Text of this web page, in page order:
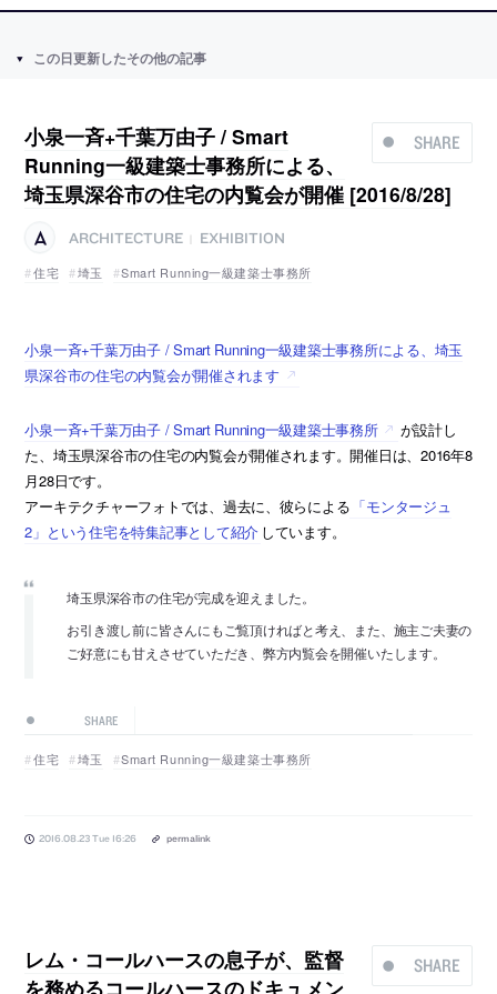
この日更新したその他の記事
SHARE
小泉一斉+千葉万由子 / Smart
Running一級建築士事務所による、
埼玉県深谷市の住宅の内覧会が開催 [2016/8/28]
ARCHITECTURE
EXHIBITION
住宅
埼玉 Smart Running一級建築士事務所
小泉一斉+千葉万由子 / Smart Running一級建築士事務所による、埼玉
県深谷市の住宅の内覧会が開催されます
小泉一斉+千葉万由子 / Smart Running一級建築士事務所
が設計し
た、埼玉県深谷市の住宅の内覧会が開催されます。開催日は、2016年8
月28日です。
アーキテクチャーフォトでは、過去に、彼らによる 「モンタージュ
2」という住宅を特集記事として紹介 しています。
埼玉県深谷市の住宅が完成を迎えました。
お引き渡し前に皆さんにもご覧頂ければと考え、また、施主ご夫妻の
ご好意にも甘えさせていただき、弊方内覧会を開催いたします。
SHARE
住宅 埼玉 Smart Running一級建築士事務所
2016.08.23 Tue 16:26 permalink
SHARE
レム・コールハースの息子が、監督
を務めるコールハースのドキュメン